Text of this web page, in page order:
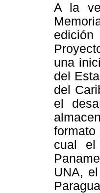
A la
edición
una
del
del
el
cual el
UNA,